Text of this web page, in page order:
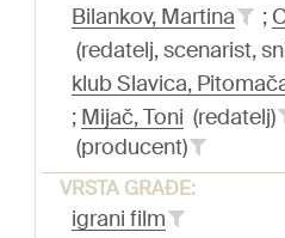
Bilankov, Martina ;
(redatelj, scenarist,
klub Slavica,
; Mijač, Toni (redatelj)
(producent)
VRSTA GRAĐE:
igrani film